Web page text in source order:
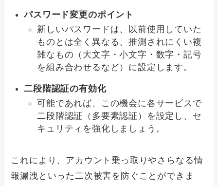
パスワード変更のポイント
新しいパスワードは、以前使用していた
ものとは全く異なる、推測されにくい複
雑なもの（大文字・小文字・数字・記号
を組み合わせるなど）に設定します。
二段階認証の有効化
可能であれば、この機会に各サービスで
二段階認証（多要素認証）を設定し、セ
キュリティを強化しましょう。
これにより、アカウント乗っ取りやさらなる情
報漏洩といった二次被害を防ぐことができま